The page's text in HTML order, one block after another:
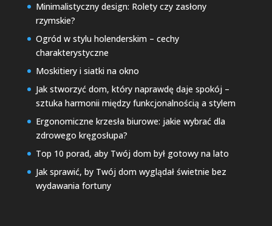
Minimalistyczny design: Rolety czy zasłony
rzymskie?
Ogród w stylu holenderskim – cechy
charakterystyczne
Moskitiery i siatki na okno
Jak stworzyć dom, który naprawdę daje spokój –
sztuka harmonii między funkcjonalnością a stylem
Ergonomiczne krzesła biurowe: jakie wybrać dla
zdrowego kręgosłupa?
Top 10 porad, aby Twój dom był gotowy na lato
Jak sprawić, by Twój dom wyglądał świetnie bez
wydawania fortuny